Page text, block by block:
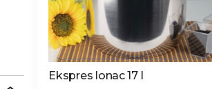
Ekspres lonac 17 l